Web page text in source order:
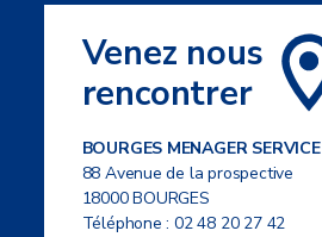
Venez nous
rencontrer
BOURGES MENAGER SERVICE
88 Avenue de la prospective
18000 BOURGES
Téléphone :02 48 20 27 42